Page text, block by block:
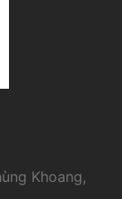
Khoang,